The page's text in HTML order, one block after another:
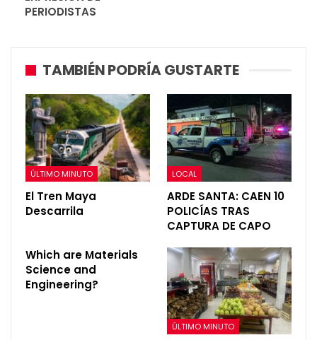
PERIODISTAS
TAMBIÉN PODRÍA GUSTARTE
ÚLTIMO MINUTO
El Tren Maya
Descarrila
LOCAL
ARDE SANTA: CAEN 10
POLICÍAS TRAS
CAPTURA DE CAPO
Which are Materials
Science and
Engineering?
ÚLTIMO MINUTO